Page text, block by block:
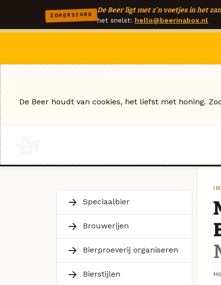
ZOMERSTAND
De Beer ligt met z'n voetjes in het
het snelst: hello@beerinabox.nl
Speciaalbier
Brouwerijen
Bierproeverij organiseren
Bierstijlen
De Beer houdt van cookies, het liefst met honing.